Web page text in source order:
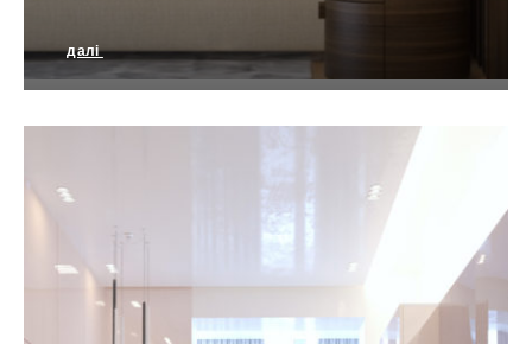
Світлий простір сучасності
далі